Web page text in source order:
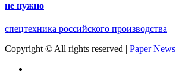
не нужно
спецтехника российского производства
Copyright © All rights reserved | Paper News